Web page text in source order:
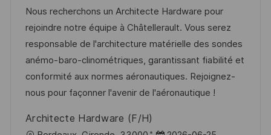
t
e
d
D
a
t
I
d
t
e
g
o
r
y
Nous recherchons un Architecte Hardware pour
rejoindre notre équipe à Châtellerault. Vous serez
responsable de l'architecture matérielle des sondes
anémo-baro-clinométriques, garantissant fiabilité et
conformité aux normes aéronautiques. Rejoignez-
nous pour façonner l'avenir de l'aéronautique !
Architecte Hardware (F/H)